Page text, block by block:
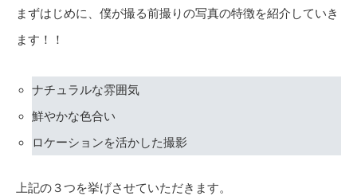
まずはじめに、僕が撮る前撮りの写真の特徴を紹介していき
ます！！
ナチュラルな雰囲気
鮮やかな色合い
ロケーションを活かした撮影
上記の３つを挙げさせていただきます。